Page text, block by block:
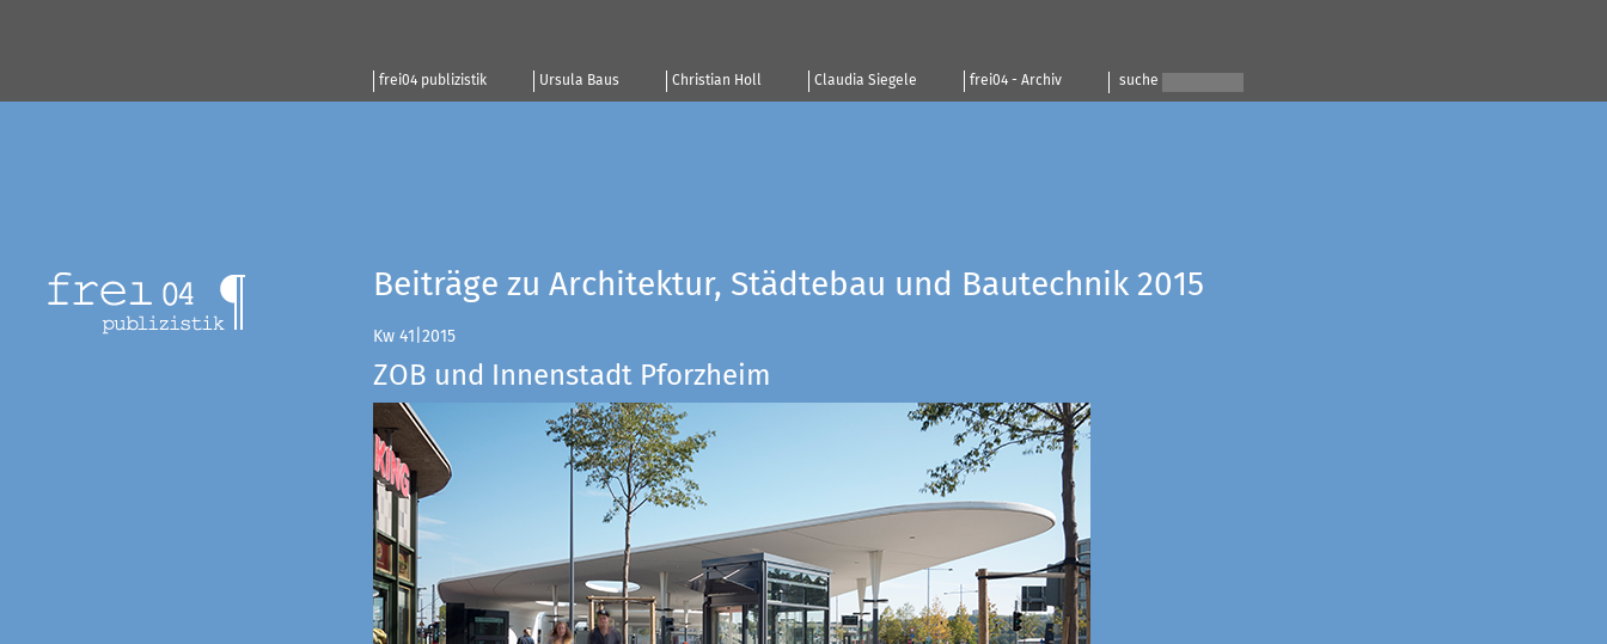
frei04 publizistik Ursula Baus Christian Holl Claudia Siegele frei04 - Archiv suche
Beiträge zu Architektur, Städtebau und Bautechnik 2015
Kw 41|2015
ZOB und Innenstadt Pforzheim